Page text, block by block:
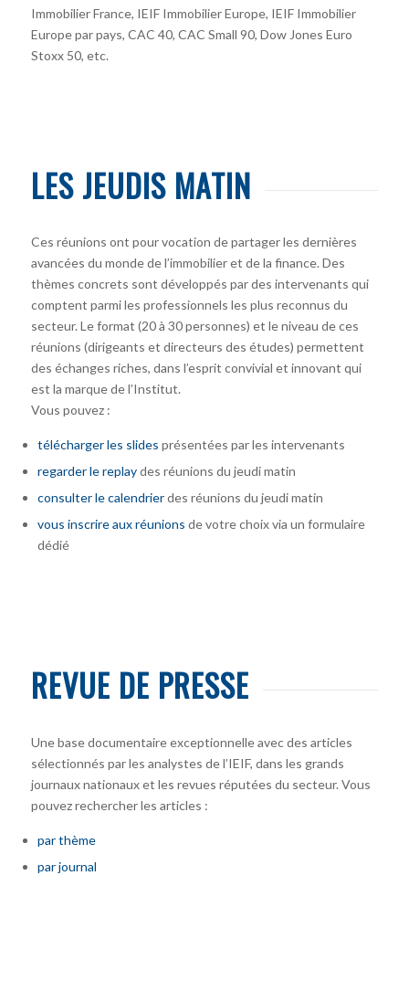
Immobilier France, IEIF Immobilier Europe, IEIF Immobilier
Europe par pays, CAC 40, CAC Small 90, Dow Jones Euro
Stoxx 50, etc.
LES JEUDIS MATIN
Ces réunions ont pour vocation de partager les dernières
avancées du monde de l’immobilier et de la finance. Des
thèmes concrets sont développés par des intervenants qui
comptent parmi les professionnels les plus reconnus du
secteur. Le format (20 à 30 personnes) et le niveau de ces
réunions (dirigeants et directeurs des études) permettent
des échanges riches, dans l’esprit convivial et innovant qui
est la marque de l’Institut.
Vous pouvez :
télécharger les slides présentées par les intervenants
regarder le replaydes réunions du jeudi matin
consulter le calendrierdes réunions du jeudi matin
vous inscrire aux réunions de votre choix via un formulaire
dédié
REVUE DE PRESSE
Une base documentaire exceptionnelle avec des articles
sélectionnés par les analystes de l’IEIF, dans les grands
journaux nationaux et les revues réputées du secteur. Vous
pouvez rechercher les articles :
par thème
par journal